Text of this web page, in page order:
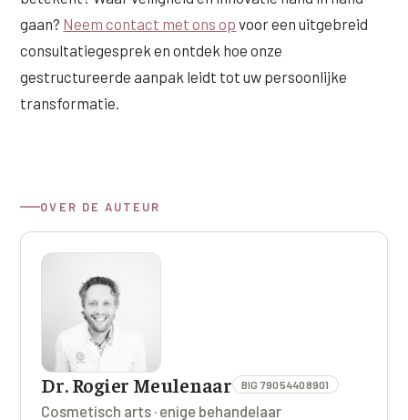
gaan? Neem contact met ons op voor een uitgebreid
consultatiegesprek en ontdek hoe onze
gestructureerde aanpak leidt tot uw persoonlijke
transformatie.
OVER DE AUTEUR
Dr. Rogier Meulenaar BIG 79054408901
Cosmetisch arts · enige behandelaar